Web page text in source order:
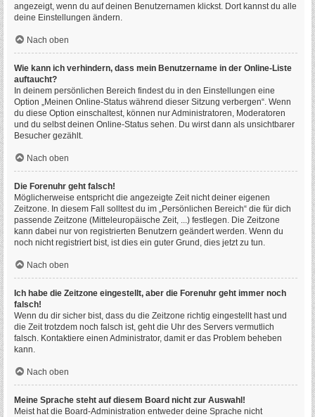
angezeigt, wenn du auf deinen Benutzernamen klickst. Dort kannst du alle
deine Einstellungen ändern.
Nach oben
Wie kann ich verhindern, dass mein Benutzername in der Online-Liste
auftaucht?
In deinem persönlichen Bereich findest du in den Einstellungen eine
Option „Meinen Online-Status während dieser Sitzung verbergen“. Wenn
du diese Option einschaltest, können nur Administratoren, Moderatoren
und du selbst deinen Online-Status sehen. Du wirst dann als unsichtbarer
Besucher gezählt.
Nach oben
Die Forenuhr geht falsch!
Möglicherweise entspricht die angezeigte Zeit nicht deiner eigenen
Zeitzone. In diesem Fall solltest du im „Persönlichen Bereich“ die für dich
passende Zeitzone (Mitteleuropäische Zeit, ...) festlegen. Die Zeitzone
kann dabei nur von registrierten Benutzern geändert werden. Wenn du
noch nicht registriert bist, ist dies ein guter Grund, dies jetzt zu tun.
Nach oben
Ich habe die Zeitzone eingestellt, aber die Forenuhr geht immer noch
falsch!
Wenn du dir sicher bist, dass du die Zeitzone richtig eingestellt hast und
die Zeit trotzdem noch falsch ist, geht die Uhr des Servers vermutlich
falsch. Kontaktiere einen Administrator, damit er das Problem beheben
kann.
Nach oben
Meine Sprache steht auf diesem Board nicht zur Auswahl!
Meist hat die Board-Administration entweder deine Sprache nicht